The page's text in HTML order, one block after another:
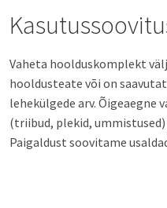
Vaheta hoolduskomplekt
hooldusteate või on
lehekülgede arv. Õigeaegne
(triibud, plekid, ummistused)
Paigaldust soovitame